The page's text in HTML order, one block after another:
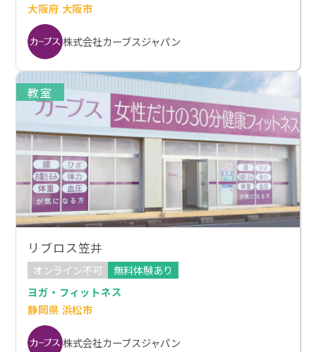
大阪府 大阪市
株式会社カーブスジャパン
教室
リブロス笠井
オンライン不可
無料体験あり
ヨガ・フィットネス
静岡県 浜松市
株式会社カーブスジャパン